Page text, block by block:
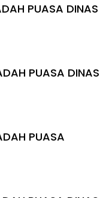
PUASA DINAS
PUASA DINAS
PUASA